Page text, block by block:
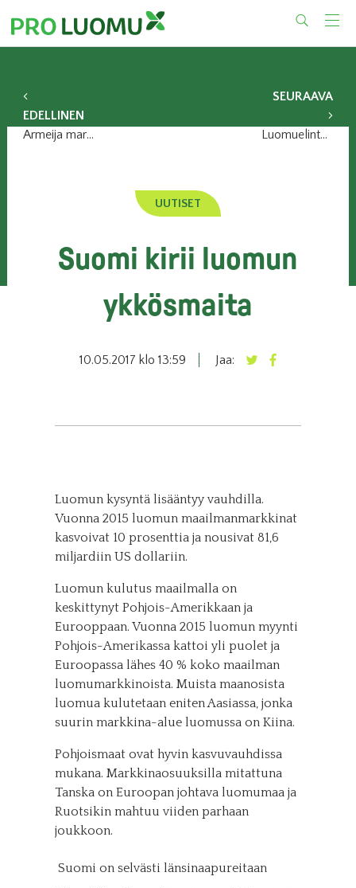
content
EDELLINEN
Armeija marssii syksyllä luomupuurolla
SEURAAVA
Luomuelintarvikepäivä avaa kasvubisneksen näkymiä
UUTISET
Suomi kirii luomun
ykkösmaita
10.05.2017 klo 13:59 Jaa:
Luomun kysyntä lisääntyy vauhdilla.
Vuonna 2015 luomun maailmanmarkkinat
kasvoivat 10 prosenttia ja nousivat 81,6
miljardiin US dollariin.
Luomun kulutus maailmalla on
keskittynyt Pohjois-Amerikkaan ja
Eurooppaan. Vuonna 2015 luomun myynti
Pohjois-Amerikassa kattoi yli puolet ja
Euroopassa lähes 40 % koko maailman
luomumarkkinoista. Muista maanosista
luomua kulutetaan eniten Aasiassa, jonka
suurin markkina-alue luomussa on Kiina.
Pohjoismaat ovat hyvin kasvuvauhdissa
mukana. Markkinaosuuksilla mitattuna
Tanska on Euroopan johtava luomumaa ja
Ruotsikin mahtuu viiden parhaan
joukkoon.
Suomi on selvästi länsinaapureitaan